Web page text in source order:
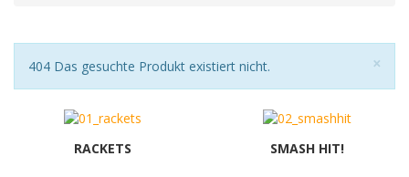
×
Hinweis
404 Das gesuchte Produkt existiert nicht.
RACKETS SMASH HIT!